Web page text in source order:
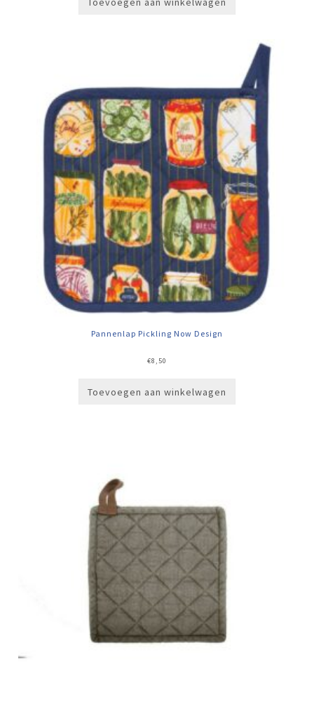
Pannenlap Pickling Now Design
€8,50
Toevoegen aan winkelwagen